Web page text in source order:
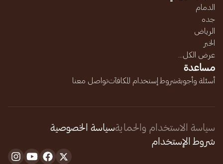
الدمام
جده
الرياض
الخبر
عرض الكل...
مساعدة
أسئلة وأجوبةشروط إستخدام المكافآتتواصل معنا
سياسة الاستخدام والحمايةسياسة الخصوصية
شروط الإستخدام